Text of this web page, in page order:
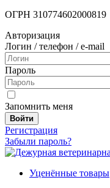
ОГРН 310774602000819
Авторизация
Логин / телефон / e-mail
Пароль
Запомнить меня
Войти
Регистрация
Забыли пароль?
Уценённые товары